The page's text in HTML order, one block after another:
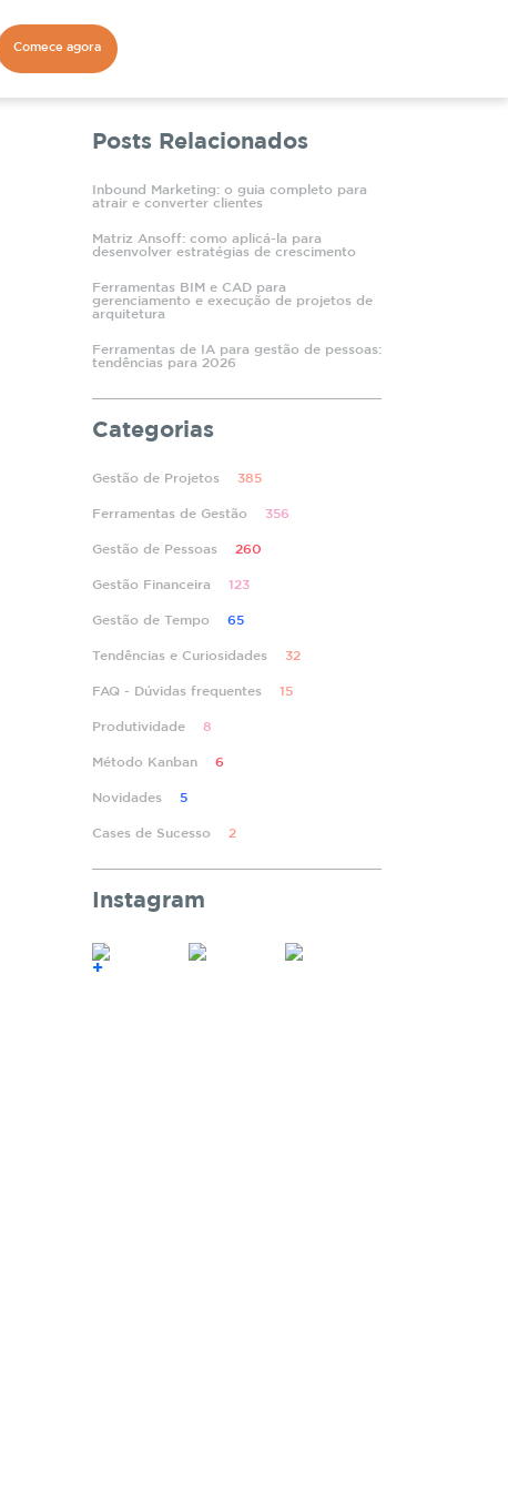
Comece agora
Posts Relacionados
Inbound Marketing: o guia completo para
atrair e converter clientes
Matriz Ansoff: como aplicá-la para
desenvolver estratégias de crescimento
Ferramentas BIM e CAD para
gerenciamento e execução de projetos de
arquitetura
Ferramentas de IA para gestão de pessoas:
tendências para 2026
Categorias
Gestão de Projetos 385
Ferramentas de Gestão 356
Gestão de Pessoas 260
Gestão Financeira 123
Gestão de Tempo 65
Tendências e Curiosidades 32
FAQ - Dúvidas frequentes 15
Produtividade 8
Método Kanban 6
Novidades 5
Cases de Sucesso 2
Instagram
+